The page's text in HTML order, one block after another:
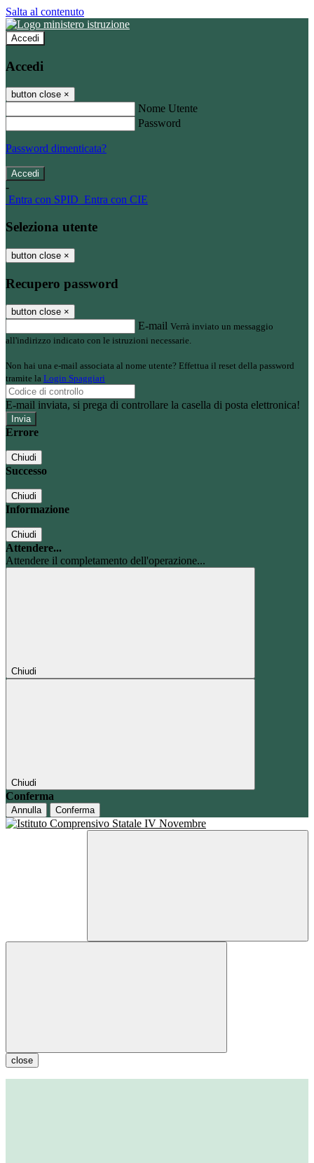
Salta al contenuto
Accedi
Accedi
button close ×
Nome Utente
Password
Password dimenticata?
-
Entra con SPID Entra con CIE
Seleziona utente
button close ×
Recupero password
button close ×
E-mail Verrà inviato un messaggio
all'indirizzo indicato con le istruzioni necessarie.
Non hai una e-mail associata al nome utente? Effettua il reset della password
tramite la Login Spaggiari
E-mail inviata, si prega di controllare la casella di posta elettronica!
Errore
Chiudi
Successo
Chiudi
Informazione
Chiudi
Attendere...
Attendere il completamento dell'operazione...
Chiudi
Chiudi
Conferma
Annulla Conferma
close